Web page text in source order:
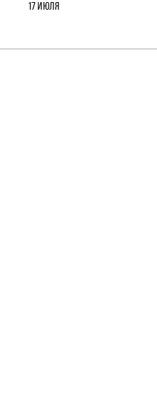
17 ИЮЛЯ